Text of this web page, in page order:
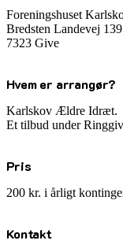
Foreningshuset
Bredsten Landevej 139
7323 Give
Hvem er arrangør?
Karlskov Ældre Idræt.
Et tilbud under
Pris
200 kr. i årligt
Kontakt